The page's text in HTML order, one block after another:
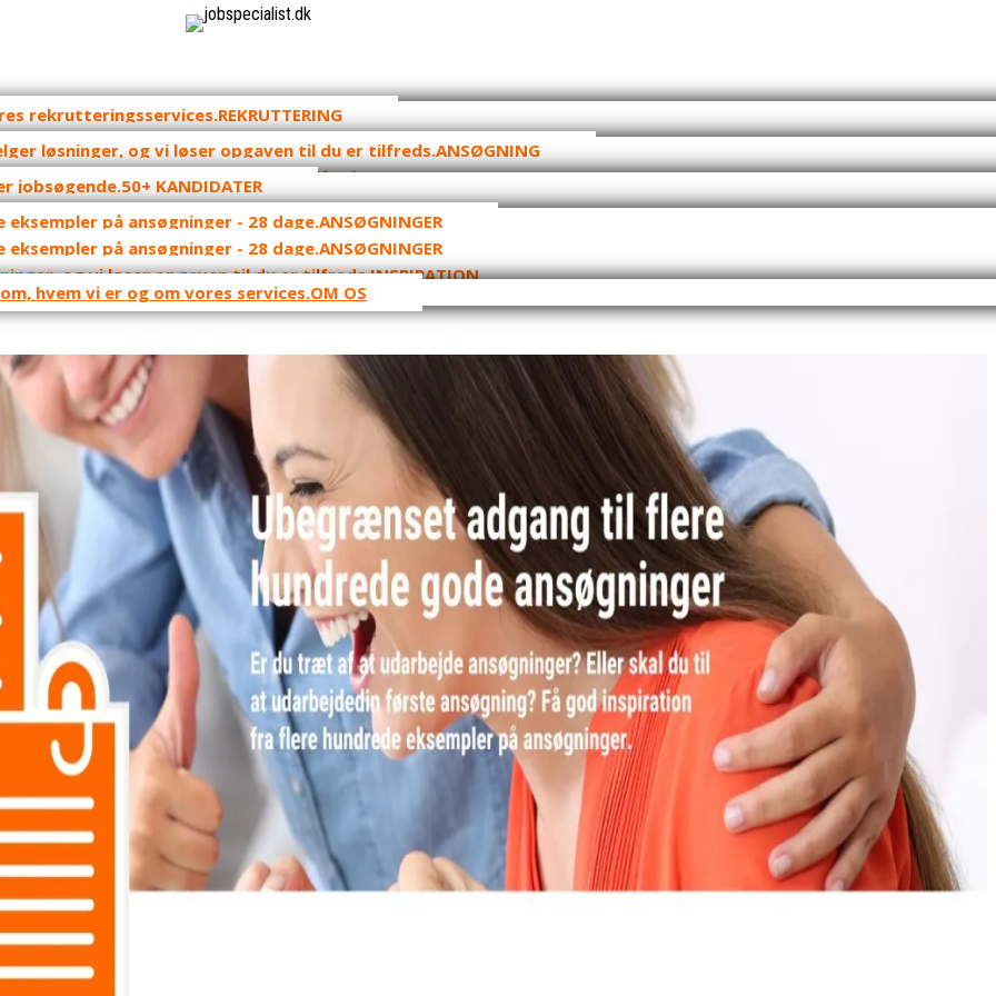
REKRUTTERING
OUTPLACEMENT ANSØGNING
CURRICULUM VITAE
LINKEDIN
PRISER
50+ KANDIDATER
16-24-ÅRIGE
KURSER TIL JOBSØGENDE
ANSØGNINGER
ANSØGNINGER
INSPIRATION
OM OS